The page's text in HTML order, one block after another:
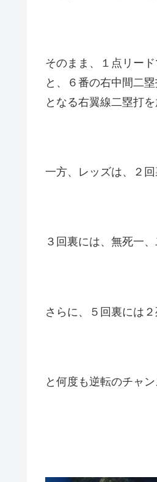
そのまま、１点リー
と、６番の右中間二
となる右翼線二塁打
一方、レッズは、２
３回裏には、無死一
さらに、５回裏には
と何度も逆転のチャ